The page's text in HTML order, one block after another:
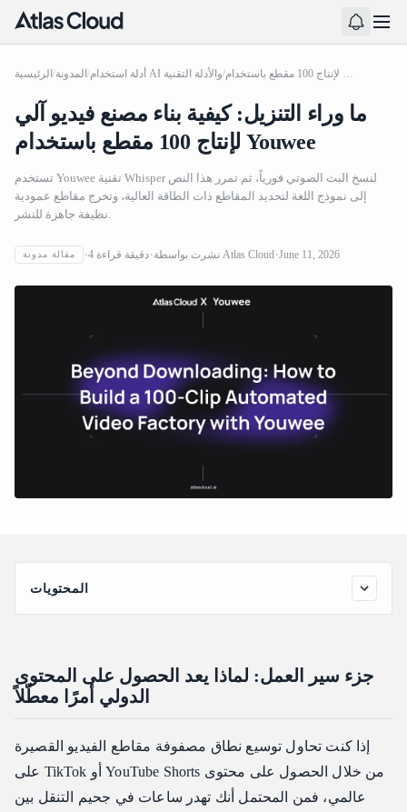
الرئيسية /المدونة / أدلة استخدام AI والأدلة التقنية/ ما وراء التنزيل: كيفية بناء مصنع فيديو آلي لإنتاج 100 مقطع باستخدام Youwee
ما وراء التنزيل: كيفية بناء مصنع فيديو آلي
لإنتاج 100 مقطع باستخدام Youwee
تستخدم Youwee تقنية Whisper لنسخ البث الصوتي فورياً، ثم تمرر هذا النص
إلى نموذج اللغة لتحديد المقاطع ذات الطاقة العالية، وتخرج مقاطع عمودية
نظيفة جاهزة للنشر.
مقالة مدونة 4 دقيقة قراءة نشرت بواسطة Atlas Cloud June 11, 2026
المحتويات
جزء سير العمل: لماذا يعد الحصول على المحتوى الدولي أمرًا
الخطوة 2: ورشة عمل الترجمة والمفتاح العالمي AtlasCloud
الخطوة 3: أتمتة مشغل سير العمل والتوسيع عن بُعد
مصفوفة الميزات: التخصيص مفتوح المصدر مقابل الاشتراكات
جزء سير العمل: لماذا يعد الحصول على المحتوى
الدولي أمرًا معطّلاً
إذا كنت تحاول توسيع نطاق مصفوفة مقاطع الفيديو القصيرة
على TikTok أو YouTube Shorts من خلال الحصول على محتوى
عالمي، فمن المحتمل أنك تهدر ساعات في جحيم التنقل بين